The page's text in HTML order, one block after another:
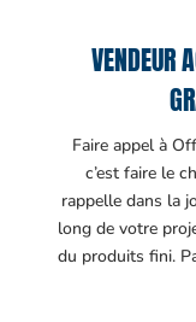
VENDEUR
Faire appel à
c’est faire le
rappelle dans la
long de votre
du produits fini.